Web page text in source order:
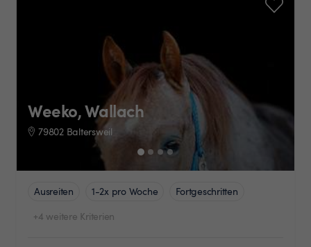
Weeko, Wallach
79802 Baltersweil
Ausreiten 1-2x pro Woche
Fortgeschritten
+4 weitere Kriterien